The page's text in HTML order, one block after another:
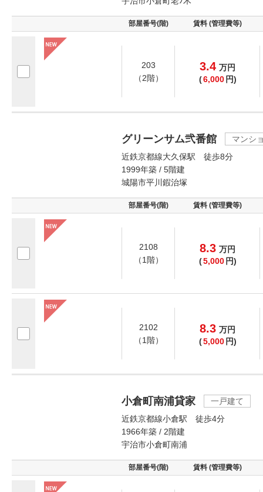
部屋番号(階) 賃料 (管理費等)
203
（2階）
3.4 万円
(6,000 円)
グリーンサム弐番館
マンシ
近鉄京都線大久保駅 徒歩8分
1999年築 / 5階建
城陽市平川鍜治塚
部屋番号(階) 賃料 (管理費等)
2108
（1階）
8.3 万円
(5,000 円)
2102
（1階）
8.3 万円
(5,000 円)
小倉町南浦貸家
一戸建て
近鉄京都線小倉駅 徒歩4分
1966年築 / 2階建
宇治市小倉町南浦
部屋番号(階) 賃料 (管理費等)